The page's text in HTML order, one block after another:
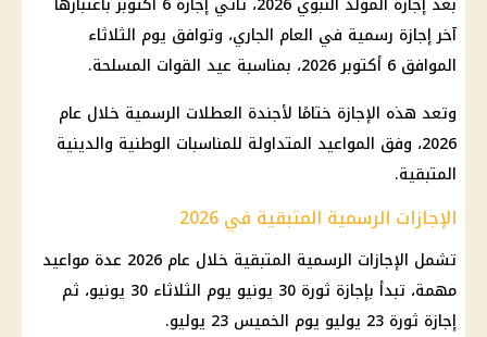
آخر إجازة رسمية في العام الجاري، وتوافق يوم الثلاثاء
الموافق 6 أكتوبر 2026، بمناسبة عيد القوات المسلحة.
وتعد هذه الإجازة ختامًا لأجندة العطلات الرسمية خلال عام
2026، وفق المواعيد المتداولة للمناسبات الوطنية والدينية
المتبقية.
الإجازات الرسمية المتبقية في 2026
تشمل الإجازات الرسمية المتبقية خلال عام 2026 عدة مواعيد
مهمة، تبدأ بإجازة ثورة 30 يونيو يوم الثلاثاء 30 يونيو، ثم
إجازة ثورة 23 يوليو يوم الخميس 23 يوليو.